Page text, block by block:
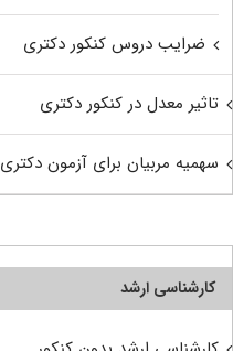
ضرایب دروس کنکور دکتری
تاثیر معدل در کنکور دکتری
سهمیه مربیان برای آزمون دکتری
کارشناسی ارشد